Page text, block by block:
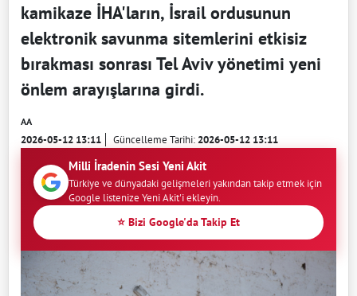
kamikaze İHA'ların, İsrail ordusunun
elektronik savunma sitemlerini etkisiz
bırakması sonrası Tel Aviv yönetimi yeni
önlem arayışlarına girdi.
AA
2026-05-12 13:11 Güncelleme Tarihi:2026-05-12 13:11
Milli İradenin Sesi Yeni Akit
Türkiye ve dünyadaki gelişmeleri yakından takip etmek için
Google listenize Yeni Akit'i ekleyin.
⭐ Bizi Google'da Takip Et